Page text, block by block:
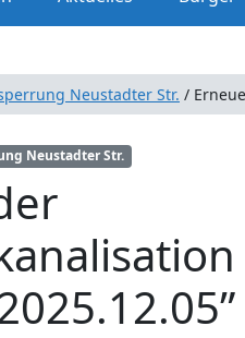
Neustadter Str. /
Neustadter Str.